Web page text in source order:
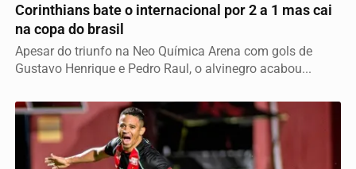
Corinthians bate o internacional por 2 a 1 mas cai
na copa do brasil
Apesar do triunfo na Neo Química Arena com gols de
Gustavo Henrique e Pedro Raul, o alvinegro acabou...